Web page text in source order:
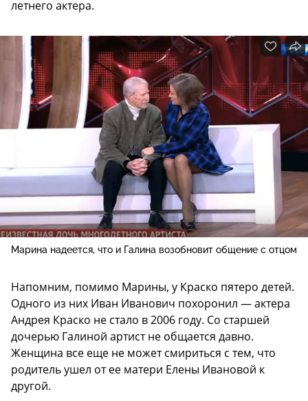
летнего актера.
Марина надеется, что и Галина возобновит общение с отцом
Напомним, помимо Марины, у Краско пятеро детей.
Одного из них Иван Иванович похоронил — актера
Андрея Краско не стало в 2006 году. Со старшей
дочерью Галиной артист не общается давно.
Женщина все еще не может смириться с тем, что
родитель ушел от ее матери Елены Ивановой к
другой.